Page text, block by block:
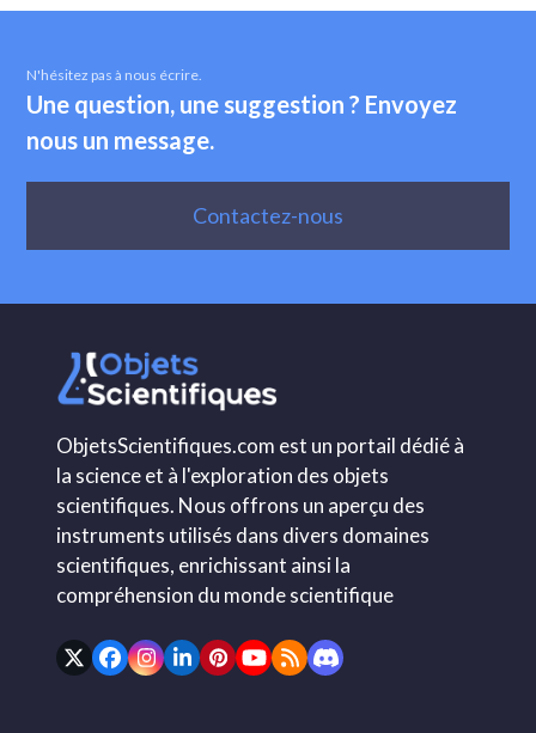
N'hésitez pas à nous écrire.
Une question, une suggestion ? Envoyez
nous un message.
Contactez-nous
ObjetsScientifiques.com est un portail dédié à
la science et à l'exploration des objets
scientifiques. Nous offrons un aperçu des
instruments utilisés dans divers domaines
scientifiques, enrichissant ainsi la
compréhension du monde scientifique
TwitterFacebook
Instagram
LinkedIn
Pinterest
YouTube
RSSDiscord